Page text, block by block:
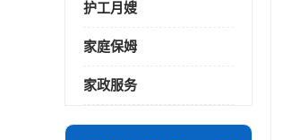
护工月嫂
家庭保姆
家政服务